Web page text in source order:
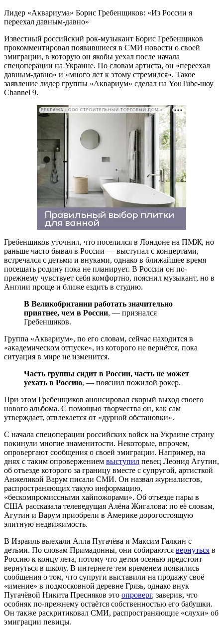
Лидер «Аквариума» Борис Гребенщиков: «Из России я
переехал давным-давно»
Известный российский рок-музыкант Борис Гребенщиков
прокомментировал появившиеся в СМИ новости о своей
эмиграции, в которую он якобы уехал после начала
спецоперации на Украине. По словам артиста, он «переехал
давным-давно» и «много лет к этому стремился». Такое
заявление лидер группы «Аквариум» сделал на YouTube-шоу
Channel 9.
РЕКЛАМА • ООО СТРОИТЕЛЬНЫЙ ТОРГОВЫЙ ДОМ «ПЕТРОВИЧ». ИНН: 7802348846
Гребенщиков уточнил, что поселился в Лондоне на ПМЖ, но
раньше часто бывал в России — выступал с концертами,
встречался с детьми и внуками, однако в ближайшее время
посещать родину пока не планирует. В России он по-
прежнему чувствует себя комфортно, пояснил музыкант, но в
Англии проще и ближе ездить в студию.
В Великобритании работать значительно
приятнее, чем в России, — признался
Гребенщиков.
Группа «Аквариум», по его словам, сейчас находится в
«академическом отпуске», из которого не вернётся, пока
ситуация в мире не изменится.
Часть группы сидит в России, часть не может
уехать в Россию, — пояснил пожилой рокер.
При этом Гребенщиков анонсировал скорый выход своего
нового альбома. С помощью творчества он, как сам
утверждает, отвлекается от «дурной обстановки».
С начала спецоперации российских войск на Украине страну
покинули многие знаменитости. Некоторые, впрочем,
опровергают сообщения о своей эмиграции. Например, на
днях с таким опровержением выступил певец Леонид Агутин,
об отъезде которого за границу вместе с супругой, артисткой
Анжеликой Варум писали СМИ. Он назвал журналистов,
распространяющих такую информацию,
«бескомпромиссными хайпожорами». Об отъезде пары в
США рассказала телеведущая Алёна Жигалова: по её словам,
Агутин и Варум приобрели в Америке дорогостоящую
элитную недвижимость.
В Израиль выехали Алла Пугачёва и Максим Галкин с
детьми. По словам Примадонны, они собираются вернуться в
Россию к концу лета, потому что детям осенью предстоит
вернуться в школу. В интернете тем временем появились
сообщения о том, что супруги выставили на продажу своё
«имение» в подмосковной деревне Грязь, однако внук
Пугачёвой Никита Пресняков это опроверг, заверив, что
особняк по-прежнему остаётся собственностью его бабушки.
Он также раскритиковал СМИ, распространяющие «слухи» об
эмиграции певицы.